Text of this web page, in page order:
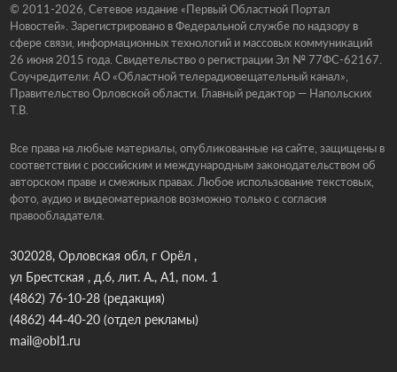
© 2011-2026, Сетевое издание «Первый Областной Портал
Новостей». Зарегистрировано в Федеральной службе по надзору в
сфере связи, информационных технологий и массовых коммуникаций
26 июня 2015 года. Свидетельство о регистрации Эл № 77ФС-62167.
Соучредители: АО «Областной телерадиовещательный канал»,
Правительство Орловской области. Главный редактор — Напольских
Т.В.
Все права на любые материалы, опубликованные на сайте, защищены в
соответствии с российским и международным законодательством об
авторском праве и смежных правах. Любое использование текстовых,
фото, аудио и видеоматериалов возможно только с согласия
правообладателя.
302028, Орловская обл, г Орёл ,
ул Брестская , д.6, лит. А., А1, пом. 1
(4862) 76-10-28(редакция)
(4862) 44-40-20(отдел рекламы)
mail@obl1.ru